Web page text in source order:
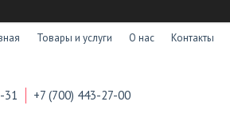
Товары и услуги О нас Контакты
31 +7 (700) 443-27-00